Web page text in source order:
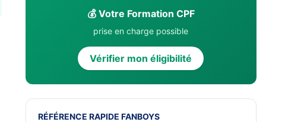
💰 Votre Formation CPF
prise en charge possible
Vérifier mon éligibilité
RÉFÉRENCE RAPIDE FANBOYS